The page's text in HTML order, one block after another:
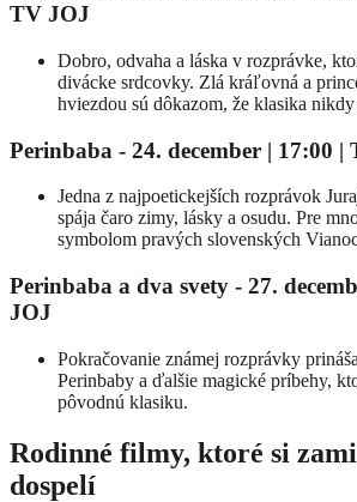
TV JOJ
Dobro, odvaha a láska v rozprávke,
divácke srdcovky. Zlá kráľovná a
hviezdou sú dôkazom, že klasika
Perinbaba - 24. december | 17:00 |
Jedna z najpoetickejších rozprávok
spája čaro zimy, lásky a osudu. Pre
symbolom pravých slovenských
Perinbaba a dva svety - 27.
JOJ
Pokračovanie známej rozprávky
Perinbaby a ďalšie magické príbehy,
pôvodnú klasiku.
Rodinné filmy, ktoré si
dospelí